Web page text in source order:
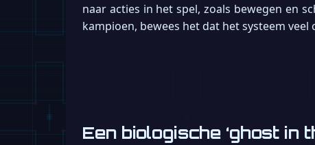
naar acties in het spel, zoals bewegen en
kampioen, bewees het dat het systeem
Een biologische ‘ghost in